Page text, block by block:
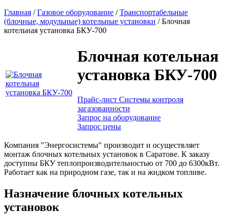
Главная / Газовое оборудование / Транспортабельные
(блочные, модульные) котельные установки / Блочная
котельная установка БКУ-700
Блочная котельная
установка БКУ-700
Прайс-лист Системы контроля
загазованности
Запрос на оборудование
Запрос цены
Компания "Энергосистемы" производит и осуществляет
монтаж блочных котельных установок в Саратове. К заказу
доступны БКУ теплопроизводительностью от 700 до 6300кВт.
Работает как на природном газе, так и на жидком топливе.
Назначение блочных котельных
установок